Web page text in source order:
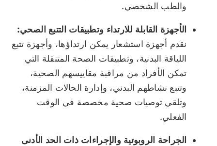
والطب الشخصي.
الأجهزة القابلة للارتداء وتطبيقات التتبع الصحي:
نقدم أجهزة استشعار يمكن ارتداؤها، وأجهزة تتبع
اللياقة البدنية، وتطبيقات الصحة المتنقلة التي
تمكن الأفراد من مراقبة مقاييسهم الصحية،
وتتبع نشاطهم البدني، وإدارة الحالات المزمنة،
وتلقي توصيات صحية مخصصة في الوقت
الفعلي.
الجراحة الروبوتية والإجراءات ذات الحد الأدنى